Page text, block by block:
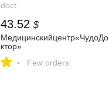
doct
43.52 $
Медицинскийцентр«ЧудоДо
ктор»
- Few orders